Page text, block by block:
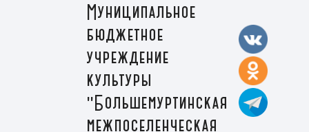
Муниципальное
бюджетное
учреждение
культуры
"Большемуртинская
межпоселенческая